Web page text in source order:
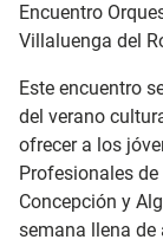
Encuentro
Villaluenga del
Este encuentro
del verano
ofrecer a los
Profesionales de
Concepción y
semana llena de